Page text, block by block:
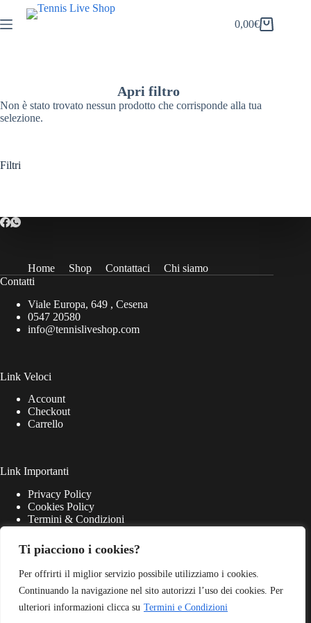
Ti piacciono i cookies?
Per offrirti il miglior servizio possibile utilizziamo i cookies.
Continuando la navigazione nel sito autorizzi l’uso dei cookies. Per
ulteriori informazioni clicca su Termini e Condizioni
al
contenuto
Carrello
0,00€
Apri filtro
Non è stato trovato nessun prodotto che corrisponde alla tua
selezione.
Filtri
Home Shop Contattaci
Chi siamo
Contatti
Viale Europa, 649 , Cesena
0547 20580
info@tennisliveshop.com
Link Veloci
Account
Checkout
Carrello
Link Importanti
Privacy Policy
Cookies Policy
Termini & Condizioni